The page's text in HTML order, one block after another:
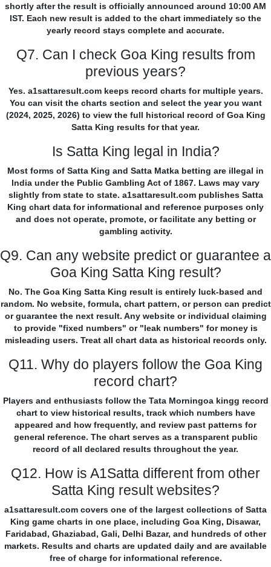
shortly after the result is officially announced around 10:00 AM
IST. Each new result is added to the chart immediately so the
yearly record stays complete and accurate.
Q7. Can I check Goa King results from
previous years?
Yes. a1sattaresult.com keeps record charts for multiple years.
You can visit the charts section and select the year you want
(2024, 2025, 2026) to view the full historical record of Goa King
Satta King results for that year.
Is Satta King legal in India?
Most forms of Satta King and Satta Matka betting are illegal in
India under the Public Gambling Act of 1867. Laws may vary
slightly from state to state. a1sattaresult.com publishes Satta
King chart data for informational and reference purposes only
and does not operate, promote, or facilitate any betting or
gambling activity.
Q9. Can any website predict or guarantee a
Goa King Satta King result?
No. The Goa King Satta King result is entirely luck-based and
random. No website, formula, chart pattern, or person can predict
or guarantee the next result. Any website or individual claiming
to provide "fixed numbers" or "leak numbers" for money is
misleading users. Treat all chart data as historical records only.
Q11. Why do players follow the Goa King
record chart?
Players and enthusiasts follow the Tata Morningoa kingg record
chart to view historical results, track which numbers have
appeared and how frequently, and review past patterns for
general reference. The chart serves as a transparent public
record of all declared results throughout the year.
Q12. How is A1Satta different from other
Satta King result websites?
a1sattaresult.com covers one of the largest collections of Satta
King game charts in one place, including Goa King, Disawar,
Faridabad, Ghaziabad, Gali, Delhi Bazar, and hundreds of other
markets. Results and charts are updated daily and are available
free of charge for informational reference.